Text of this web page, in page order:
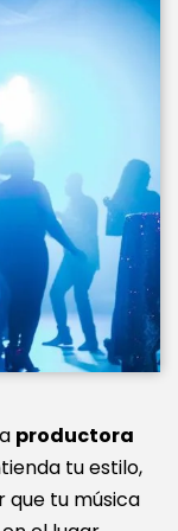
productora
tu estilo,
que tu música